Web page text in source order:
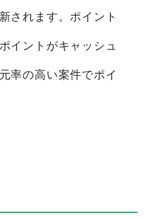
されます。ポイント
イントがキャッシュ
率の高い案件でポイ